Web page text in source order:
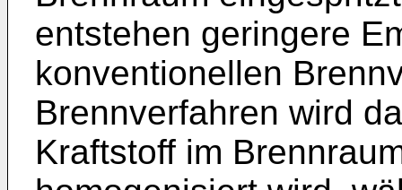
entstehen geringere
konventionellen
Brennverfahren wird
Kraftstoff im